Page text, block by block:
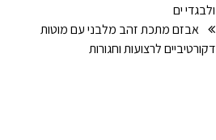
ולבגדי ים
אבזם מתכת זהב מלבני עם מוטות
דקורטיביים לרצועות וחגורות